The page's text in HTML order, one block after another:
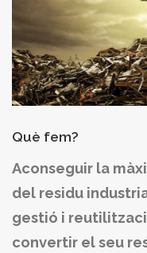
Què fem?
Aconseguir la
del residu
gestió i
convertir el seu